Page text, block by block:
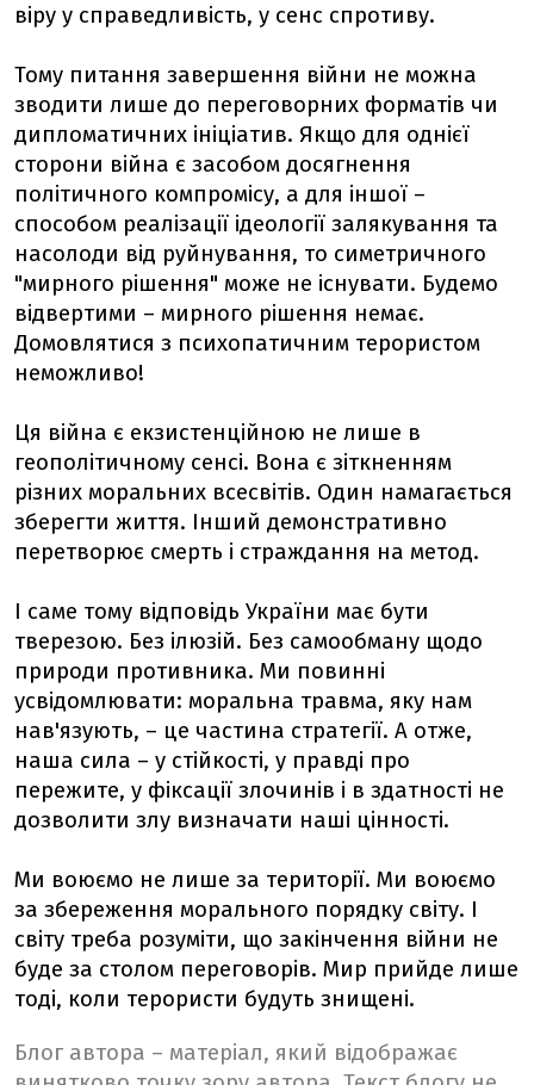
віру у справедливість, у сенс спротиву.
Тому питання завершення війни не можна
зводити лише до переговорних форматів чи
дипломатичних ініціатив. Якщо для однієї
сторони війна є засобом досягнення
політичного компромісу, а для іншої –
способом реалізації ідеології залякування та
насолоди від руйнування, то симетричного
"мирного рішення" може не існувати. Будемо
відвертими – мирного рішення немає.
Домовлятися з психопатичним терористом
неможливо!
Ця війна є екзистенційною не лише в
геополітичному сенсі. Вона є зіткненням
різних моральних всесвітів. Один намагається
зберегти життя. Інший демонстративно
перетворює смерть і страждання на метод.
І саме тому відповідь України має бути
тверезою. Без ілюзій. Без самообману щодо
природи противника. Ми повинні
усвідомлювати: моральна травма, яку нам
нав'язують, – це частина стратегії. А отже,
наша сила – у стійкості, у правді про
пережите, у фіксації злочинів і в здатності не
дозволити злу визначати наші цінності.
Ми воюємо не лише за території. Ми воюємо
за збереження морального порядку світу. І
світу треба розуміти, що закінчення війни не
буде за столом переговорів. Мир прийде лише
тоді, коли терористи будуть знищені.
Блог автора – матеріал, який відображає